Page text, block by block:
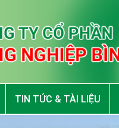
TIN TỨC & TÀI LIỆU